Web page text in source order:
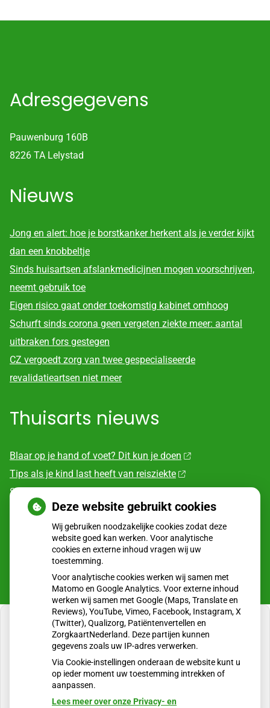
Adresgegevens
Pauwenburg 160B
8226 TA Lelystad
Nieuws
Jong en alert: hoe je borstkanker herkent als je verder kijkt
dan een knobbeltje
Sinds huisartsen afslankmedicijnen mogen voorschrijven,
neemt gebruik toe
Eigen risico gaat onder toekomstig kabinet omhoog
Schurft sinds corona geen vergeten ziekte meer: aantal
uitbraken fors gestegen
CZ vergoedt zorg van twee gespecialiseerde
revalidatieartsen niet meer
Thuisarts nieuws
Blaar op je hand of voet? Dit kun je doen
Tips als je kind last heeft van reisziekte
Sterke zon op je huid: let op
Denk je na over een borstvergroting?
Twijfel over gender? Hier vind je hulp
U heeft geen toestemming gegeven voor
externe inhoud die nodig is om dit te zien.
Cookie-instellingen wijzigen
Deze website gebruikt cookies
Wij gebruiken noodzakelijke cookies zodat deze
website goed kan werken. Voor analytische
cookies en externe inhoud vragen wij uw
toestemming.
Voor analytische cookies werken wij samen met
Matomo en Google Analytics. Voor externe inhoud
werken wij samen met Google (Maps, Translate en
Reviews), YouTube, Vimeo, Facebook, Instagram, X
(Twitter), Qualizorg, Patiëntenvertellen en
ZorgkaartNederland. Deze partijen kunnen
gegevens zoals uw IP-adres verwerken.
Via Cookie-instellingen onderaan de website kunt u
op ieder moment uw toestemming intrekken of
aanpassen.
Lees meer over onze Privacy- en